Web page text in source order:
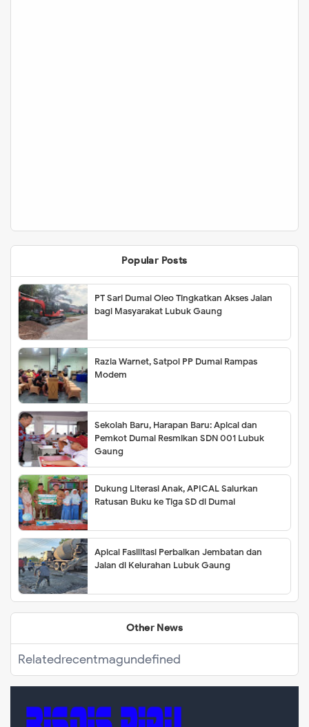
Popular Posts
PT Sari Dumai Oleo Tingkatkan Akses Jalan
bagi Masyarakat Lubuk Gaung
Razia Warnet, Satpol PP Dumai Rampas
Modem
Sekolah Baru, Harapan Baru: Apical dan
Pemkot Dumai Resmikan SDN 001 Lubuk
Gaung
Dukung Literasi Anak, APICAL Salurkan
Ratusan Buku ke Tiga SD di Dumai
Apical Fasilitasi Perbaikan Jembatan dan
Jalan di Kelurahan Lubuk Gaung
Other News
Relatedrecentmagundefined